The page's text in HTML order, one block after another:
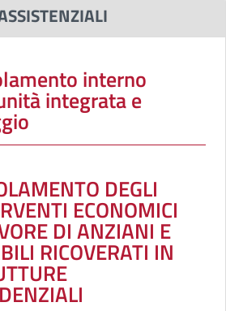
interno
integrata e
DEGLI
ECONOMICI
DI ANZIANI E
RICOVERATI IN